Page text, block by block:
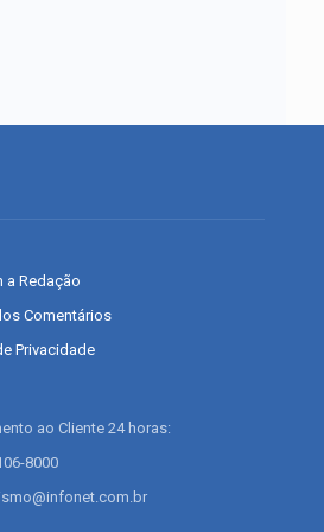
a Redação
Comentários
Privacidade
ao Cliente 24 horas:
8000